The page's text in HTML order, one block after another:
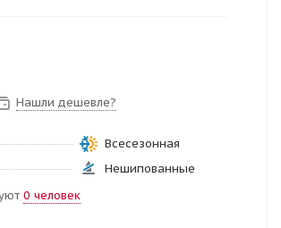
Нашли дешевле?
Всесезонная
Нешипованные
0 человек